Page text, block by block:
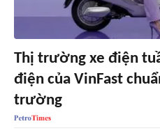
Thị trường xe điện
điện của VinFast
trường